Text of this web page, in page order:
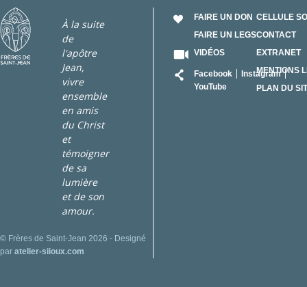
À la suite
de
l'apôtre
Jean,
vivre
ensemble
en amis
du Christ
et
témoigner
de sa
lumière
et de son
amour.
© Frères de Saint-Jean 2026 - Designé
par atelier-siioux.com
FAIRE UN DON
FAIRE UN LEGS
VIDÉOS
Facebook
Instagram
YouTube
CELLULE
CONTACT
EXTRANET
MENTIONS
PLAN DU